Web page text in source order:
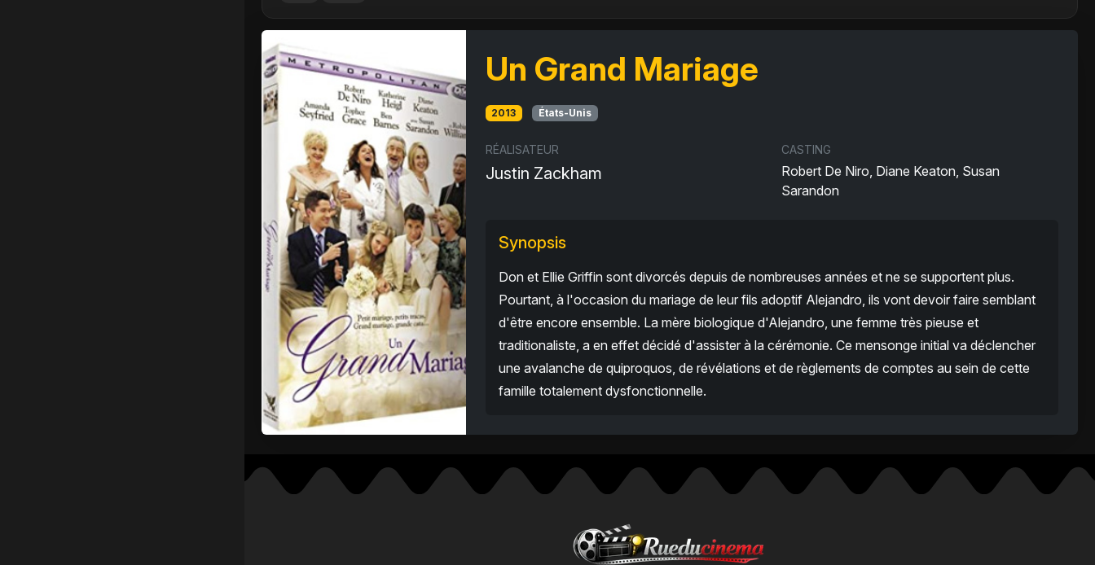
Un Grand Mariage
2013 États-Unis
RÉALISATEUR
Justin Zackham
CASTING
Robert De Niro, Diane Keaton, Susan
Sarandon
Synopsis
Don et Ellie Griffin sont divorcés depuis de nombreuses années et ne se supportent plus.
Pourtant, à l'occasion du mariage de leur fils adoptif Alejandro, ils vont devoir faire semblant
d'être encore ensemble. La mère biologique d'Alejandro, une femme très pieuse et
traditionaliste, a en effet décidé d'assister à la cérémonie. Ce mensonge initial va déclencher
une avalanche de quiproquos, de révélations et de règlements de comptes au sein de cette
famille totalement dysfonctionnelle.